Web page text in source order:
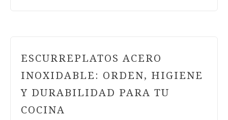
ESCURREPLATOS ACERO
INOXIDABLE: ORDEN, HIGIENE
Y DURABILIDAD PARA TU
COCINA